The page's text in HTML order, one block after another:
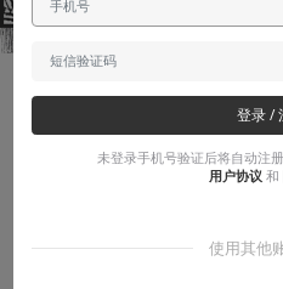
知识挖掘机
论洛夫克拉夫特种族
2023-07-08
登录 /
未登录手机号验证后将自动注
用户协议 和
使用其他